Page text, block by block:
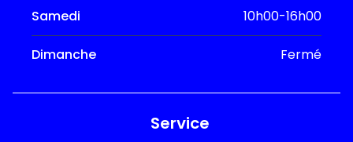
Samedi 10h00-16h00
Dimanche Fermé
Service